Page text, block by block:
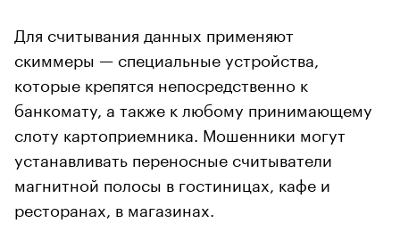
Для считывания данных применяют
скиммеры — специальные устройства,
которые крепятся непосредственно к
банкомату, а также к любому принимающему
слоту картоприемника. Мошенники могут
устанавливать переносные считыватели
магнитной полосы в гостиницах, кафе и
ресторанах, в магазинах.